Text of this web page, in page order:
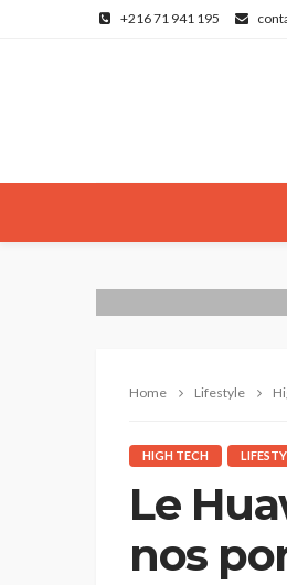
+216 71 941 195
Home Lifestyle
HIGH TECH
Le
nos